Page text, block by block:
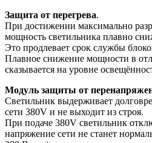
Защита от перегрева.
При достижении максимально
мощность светильника плавно
Это продлевает срок службы
Плавное снижение мощности в
сказывается на уровне
Модуль защиты от
Светильник выдерживает
сети 380V и не выходит из строя.
При подаче 380V светильник
напряжение сети не станет